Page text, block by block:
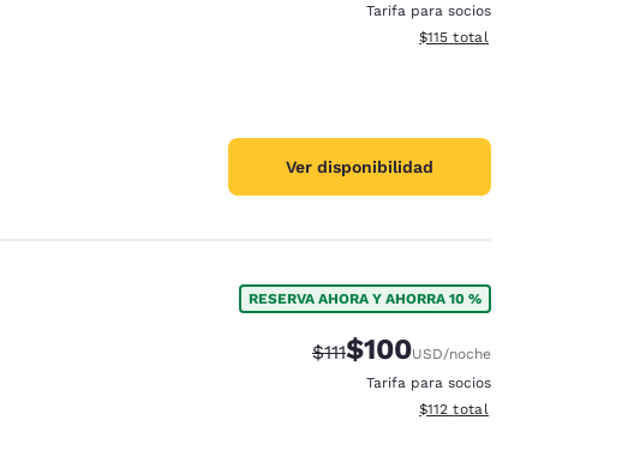
Tarifa para socios
Ver detalles del total
$115 total
Ver disponibilidad
RESERVA AHORA Y AHORRA 10 %
Precio tachado:
$111Precio con descuento:
$100USD/noche
Tarifa para socios
Ver detalles del total
$112 total